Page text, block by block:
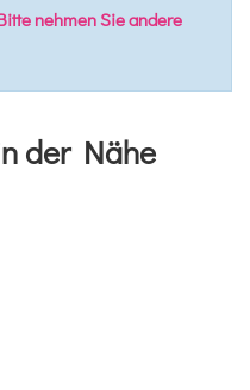
nehmen Sie andere
der Nähe